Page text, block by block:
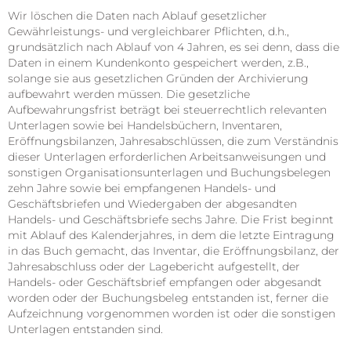
Wir löschen die Daten nach Ablauf gesetzlicher
Gewährleistungs- und vergleichbarer Pflichten, d.h.,
grundsätzlich nach Ablauf von 4 Jahren, es sei denn, dass die
Daten in einem Kundenkonto gespeichert werden, z.B.,
solange sie aus gesetzlichen Gründen der Archivierung
aufbewahrt werden müssen. Die gesetzliche
Aufbewahrungsfrist beträgt bei steuerrechtlich relevanten
Unterlagen sowie bei Handelsbüchern, Inventaren,
Eröffnungsbilanzen, Jahresabschlüssen, die zum Verständnis
dieser Unterlagen erforderlichen Arbeitsanweisungen und
sonstigen Organisationsunterlagen und Buchungsbelegen
zehn Jahre sowie bei empfangenen Handels- und
Geschäftsbriefen und Wiedergaben der abgesandten
Handels- und Geschäftsbriefe sechs Jahre. Die Frist beginnt
mit Ablauf des Kalenderjahres, in dem die letzte Eintragung
in das Buch gemacht, das Inventar, die Eröffnungsbilanz, der
Jahresabschluss oder der Lagebericht aufgestellt, der
Handels- oder Geschäftsbrief empfangen oder abgesandt
worden oder der Buchungsbeleg entstanden ist, ferner die
Aufzeichnung vorgenommen worden ist oder die sonstigen
Unterlagen entstanden sind.